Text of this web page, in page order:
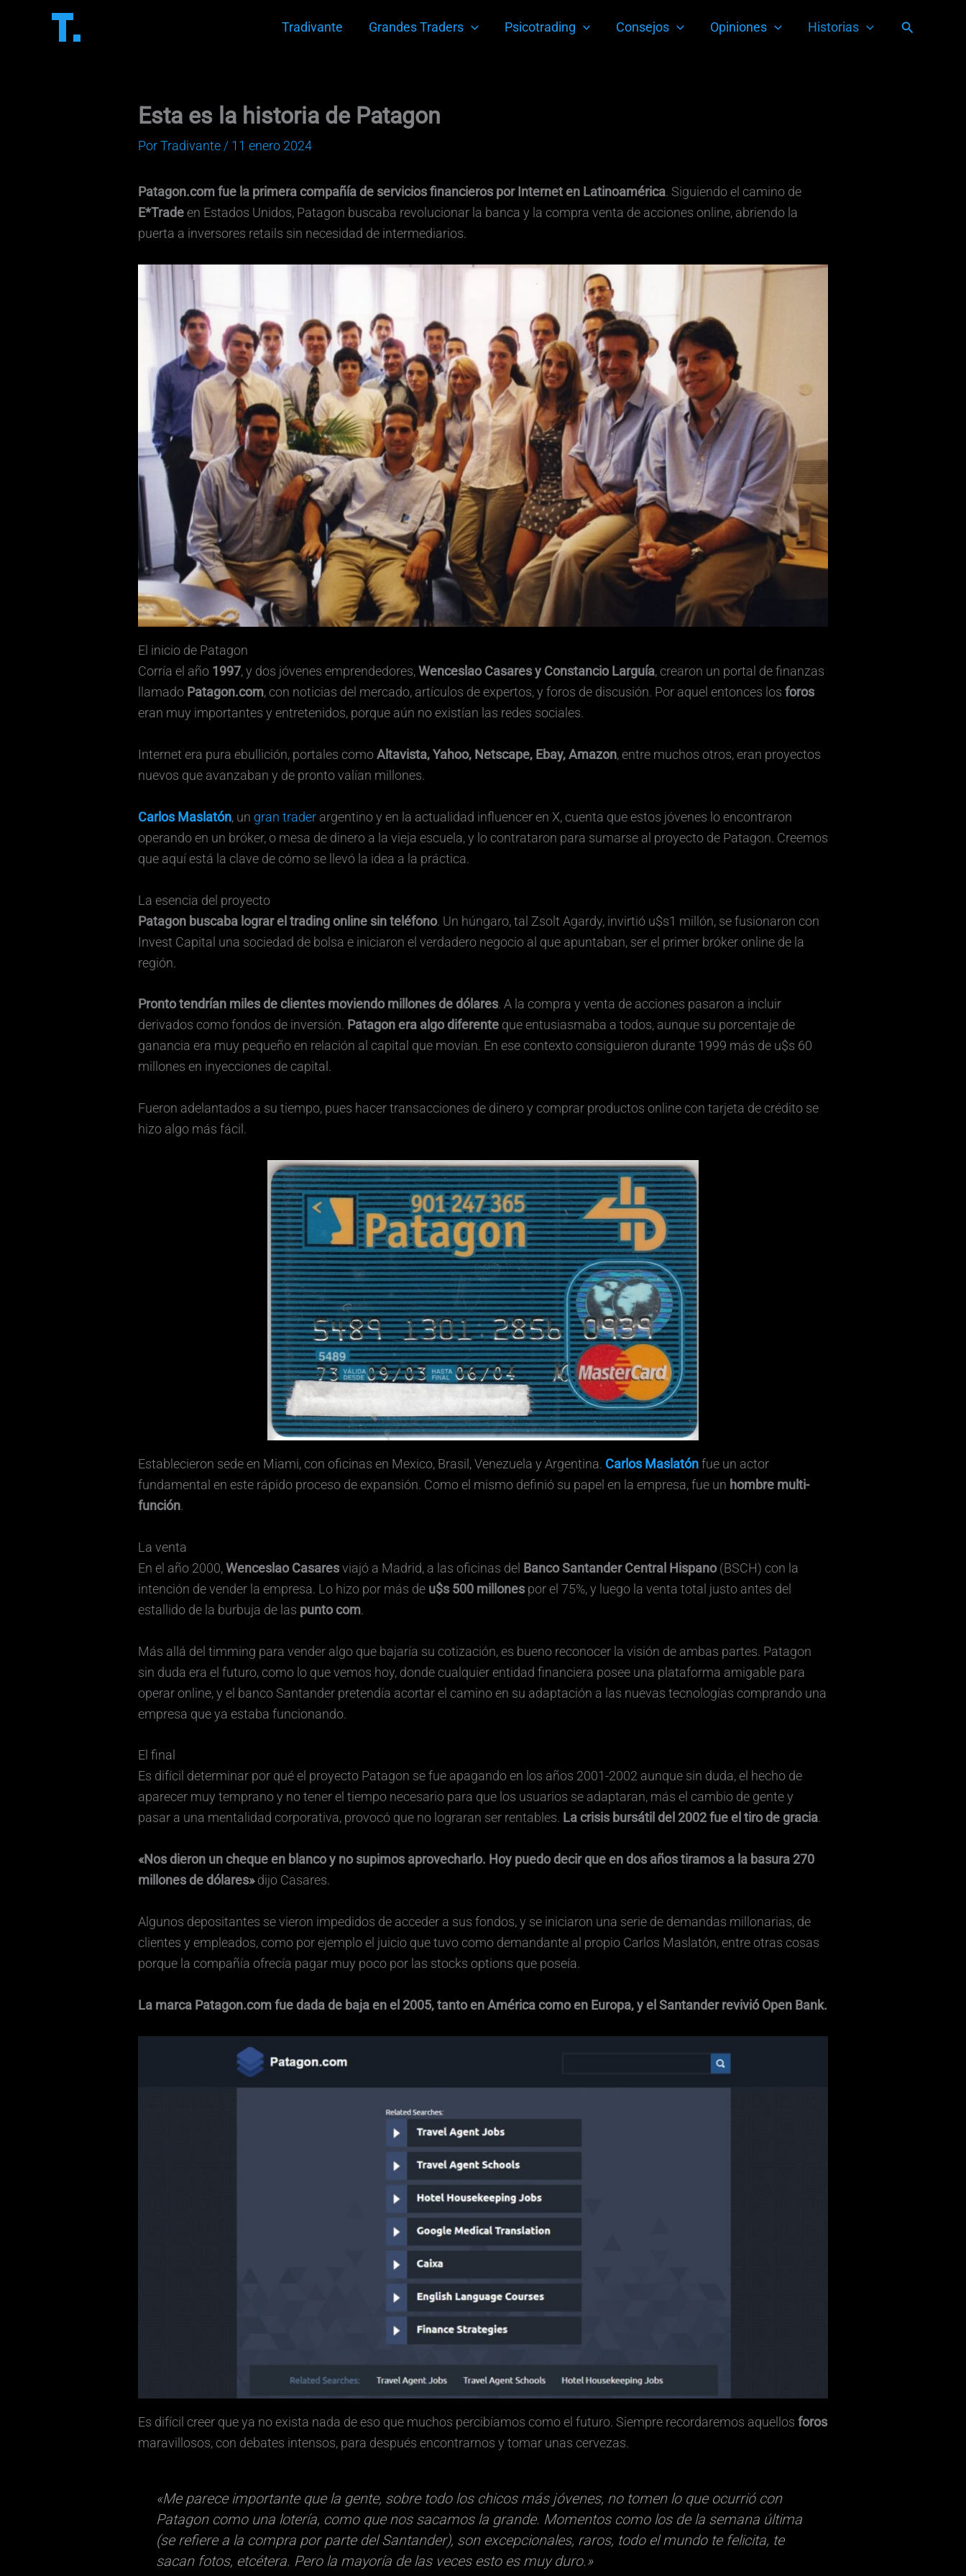
Tradivante Grandes Traders Psicotrading Consejos Opiniones Historias Buscar
Esta es la historia de Patagon
PorTradivante / 11 enero 2024
Patagon.com fue la primera compañía de servicios financieros por Internet en Latinoamérica. Siguiendo el camino de
E*Tradeen Estados Unidos, Patagon buscaba revolucionar la banca y la compra venta de acciones online, abriendo la
puerta a inversores retails sin necesidad de intermediarios.
El inicio de Patagon
Corría el año 1997, y dos jóvenes emprendedores,Wenceslao Casares y Constancio Larguía, crearon un portal de finanzas
llamado Patagon.com, con noticias del mercado, artículos de expertos, y foros de discusión. Por aquel entonces los foros
eran muy importantes y entretenidos, porque aún no existían las redes sociales.
Internet era pura ebullición, portales comoAltavista, Yahoo, Netscape, Ebay, Amazon, entre muchos otros, eran proyectos
nuevos que avanzaban y de pronto valían millones.
Carlos Maslatón, un gran trader argentino y en la actualidad influencer en X, cuenta que estos jóvenes lo encontraron
operando en un bróker, o mesa de dinero a la vieja escuela, y lo contrataron para sumarse al proyecto de Patagon. Creemos
que aquí está la clave de cómo se llevó la idea a la práctica.
La esencia del proyecto
Patagon buscaba lograr el trading online sin teléfono. Un húngaro, tal Zsolt Agardy, invirtió u$s1 millón, se fusionaron con
Invest Capital una sociedad de bolsa e iniciaron el verdadero negocio al que apuntaban, ser el primer bróker online de la
región.
Pronto tendrían miles de clientes moviendo millones de dólares. A la compra y venta de acciones pasaron a incluir
derivados como fondos de inversión. Patagon era algo diferente que entusiasmaba a todos, aunque su porcentaje de
ganancia era muy pequeño en relación al capital que movían. En ese contexto consiguieron durante 1999 más de u$s 60
millones en inyecciones de capital.
Fueron adelantados a su tiempo, pues hacer transacciones de dinero y comprar productos online con tarjeta de crédito se
hizo algo más fácil.
Establecieron sede en Miami, con oficinas en Mexico, Brasil, Venezuela y Argentina. Carlos Maslatónfue un actor
fundamental en este rápido proceso de expansión. Como el mismo definió su papel en la empresa, fue un hombre multi-
función.
La venta
En el año 2000,Wenceslao Casaresviajó a Madrid, a las oficinas del Banco Santander Central Hispano(BSCH) con la
intención de vender la empresa. Lo hizo por más de u$s 500 millones por el 75%, y luego la venta total justo antes del
estallido de la burbuja de las punto com.
Más allá del timming para vender algo que bajaría su cotización, es bueno reconocer la visión de ambas partes. Patagon
sin duda era el futuro, como lo que vemos hoy, donde cualquier entidad financiera posee una plataforma amigable para
operar online, y el banco Santander pretendía acortar el camino en su adaptación a las nuevas tecnologías comprando una
empresa que ya estaba funcionando.
El final
Es difícil determinar por qué el proyecto Patagon se fue apagando en los años 2001-2002 aunque sin duda, el hecho de
aparecer muy temprano y no tener el tiempo necesario para que los usuarios se adaptaran, más el cambio de gente y
pasar a una mentalidad corporativa, provocó que no lograran ser rentables. La crisis bursátil del 2002 fue el tiro de gracia.
«Nos dieron un cheque en blanco y no supimos aprovecharlo. Hoy puedo decir que en dos años tiramos a la basura 270
millones de dólares»dijo Casares.
Algunos depositantes se vieron impedidos de acceder a sus fondos, y se iniciaron una serie de demandas millonarias, de
clientes y empleados, como por ejemplo el juicio que tuvo como demandante al propio Carlos Maslatón, entre otras cosas
porque la compañía ofrecía pagar muy poco por las stocks options que poseía.
La marca Patagon.com fue dada de baja en el 2005, tanto en América como en Europa, y el Santander revivió Open Bank.
Es difícil creer que ya no exista nada de eso que muchos percibíamos como el futuro. Siempre recordaremos aquellos foros
maravillosos, con debates intensos, para después encontrarnos y tomar unas cervezas.
«Me parece importante que la gente, sobre todo los chicos más jóvenes, no tomen lo que ocurrió con
Patagon como una lotería, como que nos sacamos la grande. Momentos como los de la semana última
(se refiere a la compra por parte del Santander), son excepcionales, raros, todo el mundo te felicita, te
sacan fotos, etcétera. Pero la mayoría de las veces esto es muy duro.»